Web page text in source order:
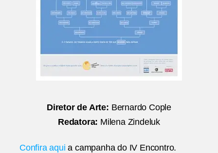
Diretor de Arte: Bernardo Cople
Redatora: Milena Zindeluk
Confira aqui a campanha do IV Encontro.